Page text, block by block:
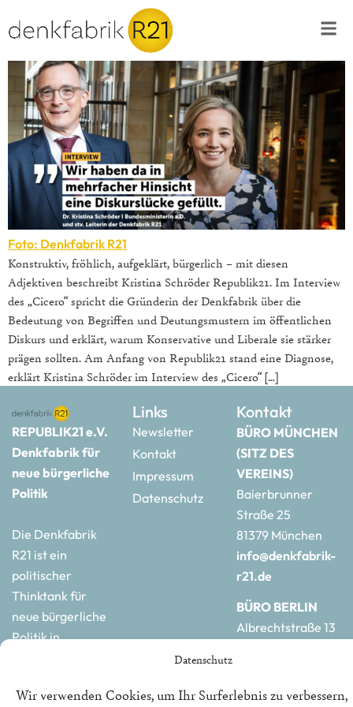
Datenschutz
Wir verwenden Cookies, um Ihr Surferlebnis zu verbessern,
Foto: Denkfabrik R21
Konstruktiv, fröhlich, aufgeklärt, bürgerlich – mit diesen
Adjektiven beschreibt Kristina Schröder Republik21. Im Interview
des „Cicero“ spricht die Gründerin der Denkfabrik über die
Bedeutung von Begriffen und Deutungsmustern im öffentlichen
Diskurs und erklärt, warum Konservative und Liberale sie stärker
prägen sollten. Am Anfang von Republik21 stand eine Diagnose,
erklärt Kristina Schröder im Interview des „Cicero“ […]
REPUBLIK21 e.V.
Denkfabrik für
neue bürgerliche
Politik
Die Denkfabrik
R21 ist ein
politischer
Thinktank für
neue bürgerliche
Politik in
Links
Newsletter
Kontakt
Impressum
Datenschutz
Kontakt
BÜRO MÜNCHEN
(SITZ DES
VEREINS)
Baierbrunner
Straße 25
81379 München
info@denkfabrik-
r21.de
BÜRO BERLIN
Albrechtstraße 13
r21.de